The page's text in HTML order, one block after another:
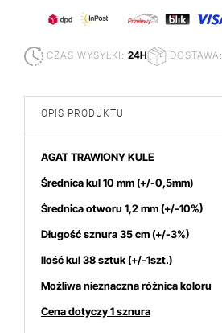
CZAS WYSYŁKI: 24H DOSTAWA:
OPIS PRODUKTU
AGAT TRAWIONY KULE
Średnica kul 10 mm(+/-0,5mm)
Średnica otworu 1,2 mm (+/-10%)
Długość sznura 35 cm (+/-3%)
Ilość kul 38 sztuk (+/-1szt.)
Możliwa nieznaczna różnica koloru
Cena dotyczy 1 sznura